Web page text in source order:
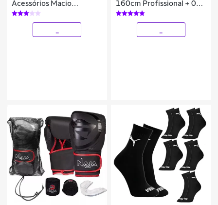
Acessórios Macio
Confortável Dia a Dia
160cm Profissional + 02
Pares de Luva Bate Saco
Gorilla Boxe Muay Thay